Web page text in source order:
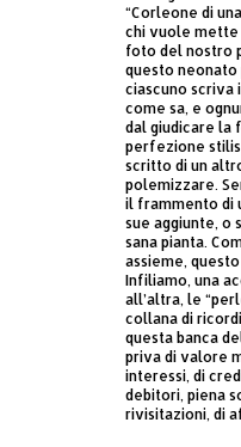
“Corleone di
chi vuole mette
foto del nostro
questo
ciascuno scriva
come sa, e
dal giudicare la
perfezione
scritto di un
polemizzare.
il frammento di
sue aggiunte, o
sana pianta.
assieme,
Infiliamo, una
all’altra, le
collana di
questa banca
priva di valore
interessi, di
debitori, piena
rivisitazioni, di